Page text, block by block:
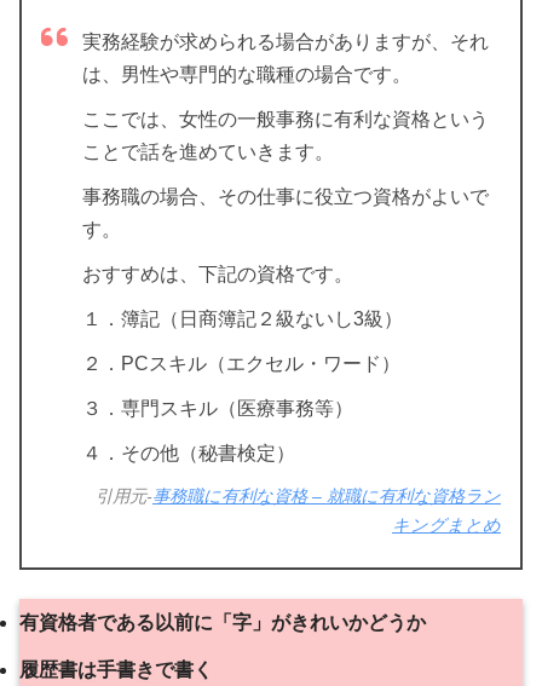
実務経験が求められる場合がありますが、それ
は、男性や専門的な職種の場合です。
ここでは、女性の一般事務に有利な資格という
ことで話を進めていきます。
事務職の場合、その仕事に役立つ資格がよいで
す。
おすすめは、下記の資格です。
１．簿記（日商簿記２級ないし3級）
２．PCスキル（エクセル・ワード）
３．専門スキル（医療事務等）
４．その他（秘書検定）
引用元-事務職に有利な資格 – 就職に有利な資格ラン
キングまとめ
有資格者である以前に「字」がきれいかどうか
履歴書は手書きで書く